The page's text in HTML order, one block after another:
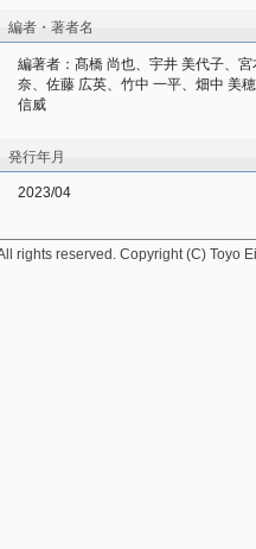
編者・著者名
編著者：髙橋 尚也、宇井 美代子、
奈、佐藤 広英、竹中 一平、畑中 美
信威
発行年月
2023/04